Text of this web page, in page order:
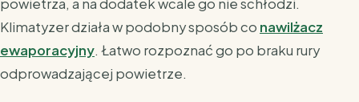
powietrza, a na dodatek wcale go nie schłodzi.
Klimatyzer działa w podobny sposób co nawilżacz
ewaporacyjny. Łatwo rozpoznać go po braku rury
odprowadzającej powietrze.